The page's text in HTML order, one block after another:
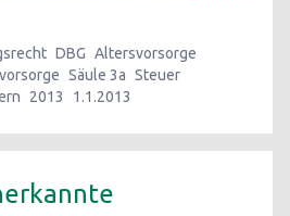
DBG Altersvorsorge
Säule 3a Steuer
2013 1.1.2013